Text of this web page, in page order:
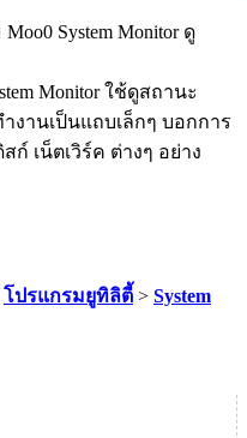
Monitor ใช้ดูสถานะ
งานเป็นแถบเล็กๆ บอกการ
ก์ เน็ตเวิร์ค ต่างๆ อย่าง
โปรแกรมยูทิลิตี้ > System